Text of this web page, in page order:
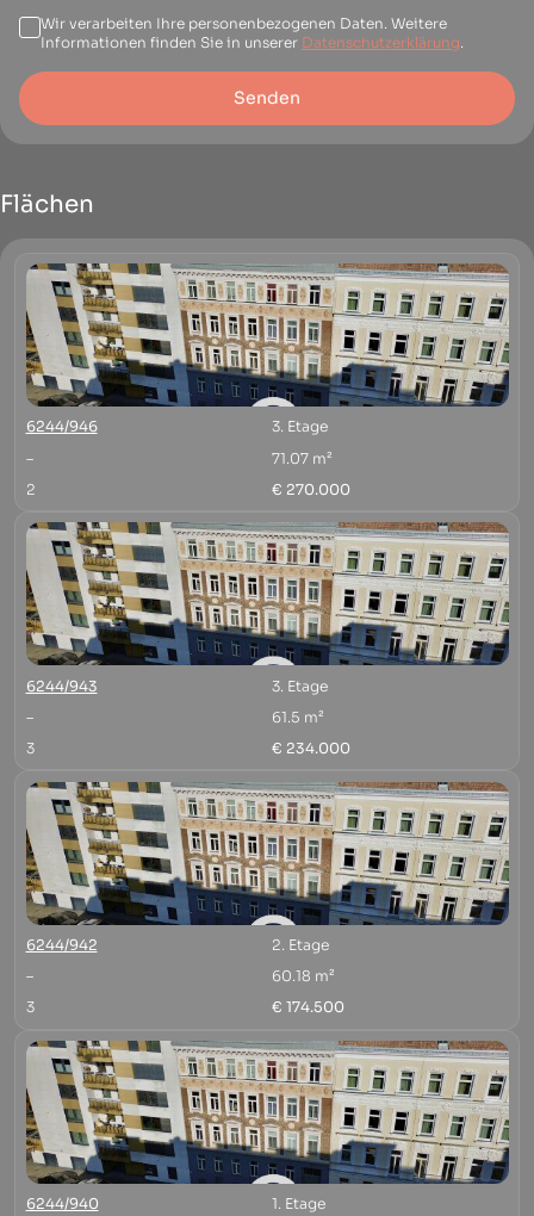
Wir verarbeiten Ihre personenbezogenen Daten. Weitere
Informationen finden Sie in unserer Datenschutzerklärung
Senden
Flächen
6244/946
3. Etage
–
71.07 m²
2
€ 270.000
6244/943
3. Etage
–
61.5 m²
3
€ 234.000
6244/942
2. Etage
–
60.18 m²
3
€ 174.500
6244/940 1. Etage